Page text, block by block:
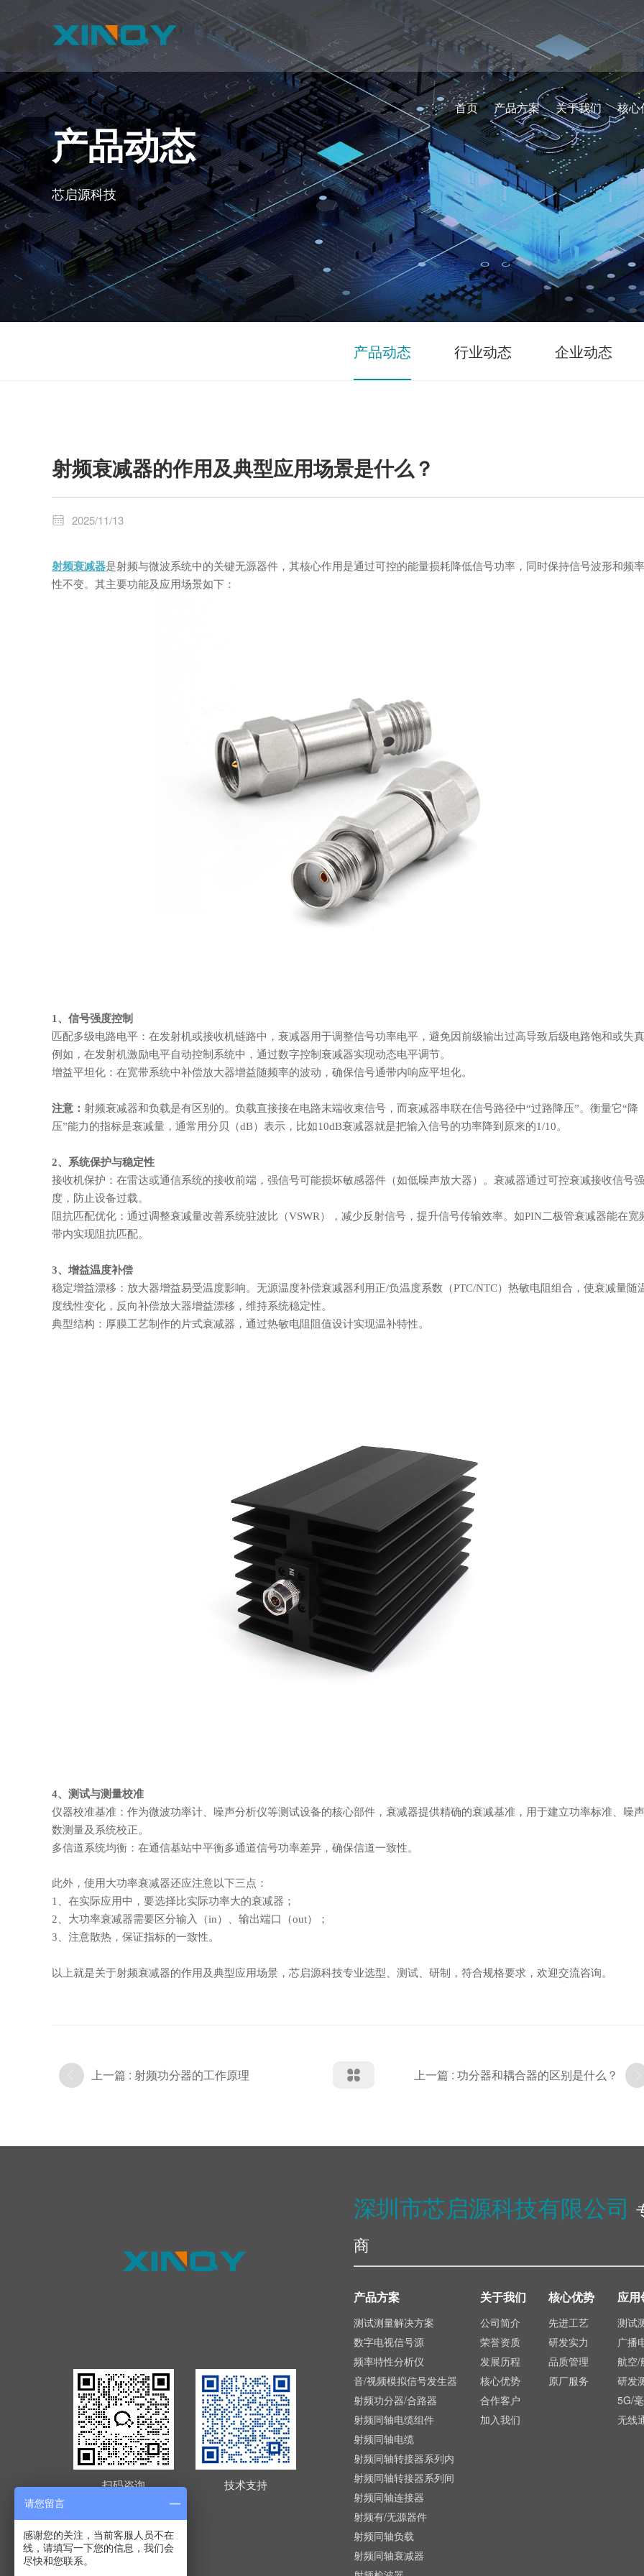
首页 产品方案 关于我们 核心
产品动态
芯启源科技
产品动态 行业动态 企业动态
射频衰减器的作用及典型应用场景是什么？
 2025/11/13
射频衰减器是射频与微波系统中的关键无源器件，其核心作用是通过可控的能量损耗降低信号功率，同时保持信号波形和频
性不变。其主要功能及应用场景如下：
1、信号强度控制
匹配多级电路电平：在发射机或接收机链路中，衰减器用于调整信号功率电平，避免因前级输出过高导致后级电路饱和或失
例如，在发射机激励电平自动控制系统中，通过数字控制衰减器实现动态电平调节。
增益平坦化：在宽带系统中补偿放大器增益随频率的波动，确保信号通带内响应平坦化。
注意： 射频衰减器和负载是有区别的。负载直接接在电路末端收束信号，而衰减器串联在信号路径中“过路降压”。衡量它“降
压”能力的指标是衰减量，通常用分贝（dB）表示，比如10dB衰减器就是把输入信号的功率降到原来的1/10。
2、系统保护与稳定性
接收机保护：在雷达或通信系统的接收前端，强信号可能损坏敏感器件（如低噪声放大器）。衰减器通过可控衰减接收信号强
度，防止设备过载。
阻抗匹配优化：通过调整衰减量改善系统驻波比（VSWR），减少反射信号，提升信号传输效率。如PIN二极管衰减器能在宽
带内实现阻抗匹配。
3、增益温度补偿
稳定增益漂移：放大器增益易受温度影响。无源温度补偿衰减器利用正/负温度系数（PTC/NTC）热敏电阻组合，使衰减量随
度线性变化，反向补偿放大器增益漂移，维持系统稳定性。
典型结构：厚膜工艺制作的片式衰减器，通过热敏电阻阻值设计实现温补特性。
4、测试与测量校准
仪器校准基准：作为微波功率计、噪声分析仪等测试设备的核心部件，衰减器提供精确的衰减基准，用于建立功率标准、噪
数测量及系统校正。
多信道系统均衡：在通信基站中平衡多通道信号功率差异，确保信道一致性。
此外，使用大功率衰减器还应注意以下三点：
1、在实际应用中，要选择比实际功率大的衰减器 ；
2、大功率衰减器需要区分输入（in）、输出端口（out）；
3、注意散热，保证指标的一致性。
以上就是关于射频衰减器的作用及典型应用场景， 芯启源科技专业选型、测试、研制，符合规格要求，欢迎交流咨询。
上一篇 : 射频功分器的工作原理 上一篇 : 功分器和耦合器的区别是什么？
扫码咨询 技术支持
深圳市芯启源科技有限公司
商
产品方案
测试测量解决方案
数字电视信号源
频率特性分析仪
音/视频模拟信号发生器
射频功分器/合路器
射频同轴电缆组件
射频同轴电缆
射频同轴转接器系列内
射频同轴转接器系列间
射频同轴连接器
射频有/无源器件
射频同轴负载
射频同轴衰减器
关于我们
公司简介
荣誉资质
发展历程
核心优势
合作客户
加入我们
核心优势
先进工艺
研发实力
品质管理
原厂服务
应用
测试
广播
航空/
研发
5G/
无线
请您留言
感谢您的关注，当前客服人员不在
线，请填写一下您的信息，我们会
尽快和您联系。